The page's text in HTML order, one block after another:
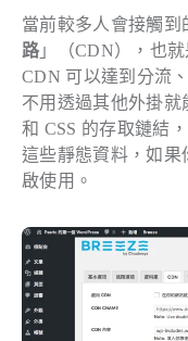
當前較多人會接觸到
路 」（CDN），也
CDN 可以達到分流
不用透過其他外掛就
和 CSS 的存取鏈結
這些靜態資料，如果
啟使用。